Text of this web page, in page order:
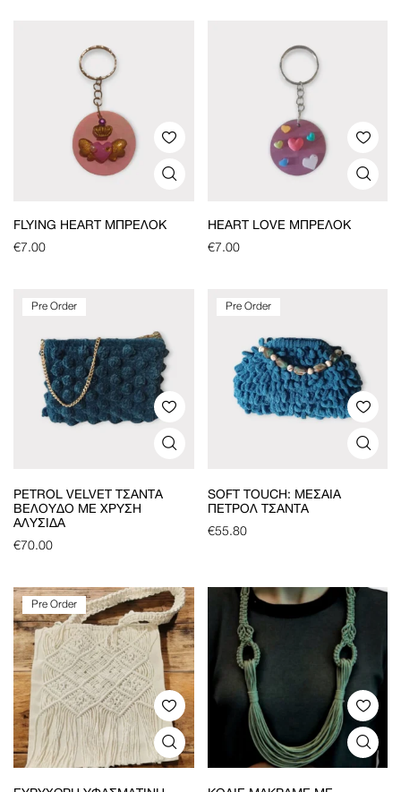
FLYING HEART ΜΠΡΕΛΌΚ
€7.00
HEART LOVE ΜΠΡΕΛΌΚ
€7.00
Pre Order
PETROL VELVET ΤΣΆΝΤΑ
ΒΕΛΟΎΔΟ ΜΕ ΧΡΥΣΉ
ΑΛΥΣΊΔΑ
€70.00
Pre Order
SOFT TOUCH: ΜΕΣΑΊΑ
ΠΕΤΡΟΛ ΤΣΆΝΤΑ
€55.80
Pre Order